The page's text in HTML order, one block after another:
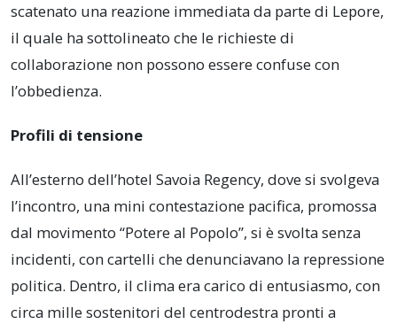
scatenato una reazione immediata da parte di Lepore,
il quale ha sottolineato che le richieste di
collaborazione non possono essere confuse con
l’obbedienza.
Profili di tensione
All’esterno dell’hotel Savoia Regency, dove si svolgeva
l’incontro, una mini contestazione pacifica, promossa
dal movimento “Potere al Popolo”, si è svolta senza
incidenti, con cartelli che denunciavano la repressione
politica. Dentro, il clima era carico di entusiasmo, con
circa mille sostenitori del centrodestra pronti a